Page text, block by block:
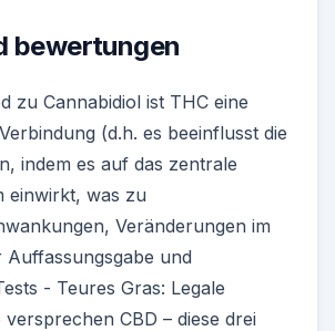
bewertungen
zu Cannabidiol ist THC eine
(d.h. es beeinflusst die
indem es auf das zentrale
einwirkt, was zu
Veränderungen im
Auffassungsgabe und
- Teures Gras: Legale
CBD – diese drei